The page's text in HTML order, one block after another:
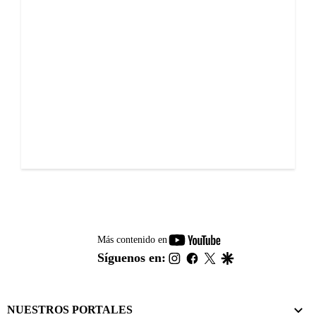
Más contenido en
youtube-
footer
Síguenos en: instagram
facebook
twitter
NUESTROS PORTALES